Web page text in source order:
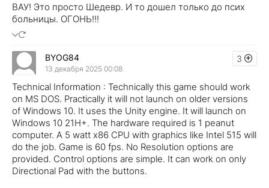
ВАУ! Это просто Шедевр. И то дошел только до псих
больницы. ОГОНЬ!!!
3
BYOG84
13 декабря 2025 00:08
Technical Information : Technically this game should work
on MS DOS. Practically it will not launch on older versions
of Windows 10. It uses the Unity engine. It will launch on
Windows 10 21H+. The hardware required is 1 peanut
computer. A 5 watt x86 CPU with graphics like Intel 515 will
do the job. Game is 60 fps. No Resolution options are
provided. Control options are simple. It can work on only
Directional Pad with the buttons.